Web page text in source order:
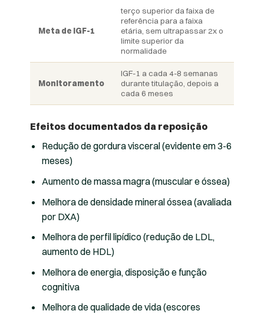
Meta de IGF-1
terço superior da faixa de
referência para a faixa
etária, sem ultrapassar 2x o
limite superior da
normalidade
Monitoramento
IGF-1 a cada 4-8 semanas
durante titulação, depois a
cada 6 meses
Efeitos documentados da reposição
Redução de gordura visceral (evidente em 3-6
meses)
Aumento de massa magra (muscular e óssea)
Melhora de densidade mineral óssea (avaliada
por DXA)
Melhora de perfil lipídico (redução de LDL,
aumento de HDL)
Melhora de energia, disposição e função
cognitiva
Melhora de qualidade de vida (escores